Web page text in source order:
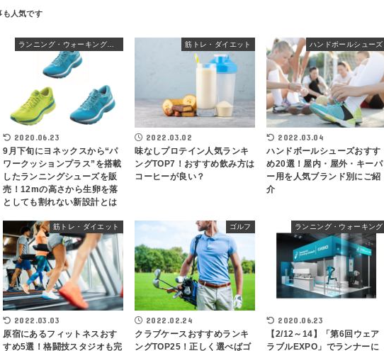
2020.06.23
9月下旬にヨネックスから“パ
ワークッションプラス”を搭載
したランニングシューズを販
売！12mの高さから生卵を落
としても割れない新設計とは
筋トレ・ダイエット
2022.03.02
味なしプロテイン人気ランキ
ングTOP7！おすすめ飲み方は
コーヒーが良い？
ハンドボールシューズ
2022.03.04
ハンドボールシューズおすす
め20選！屋内・屋外・キーパ
ー用を人気ブランド別にご紹
介
筋トレ・ダイエット
2022.03.03
原宿にあるフィットネスおす
すめ5選！格闘技スタジオも完
ゴルフ
2022.02.24
クラブケースおすすめランキ
ングTOP25！正しく選べばゴ
ランニング・ウォーキング
2020.06.23
【2/12～14】「第6回ウェア
ラブルEXPO」でランナーに